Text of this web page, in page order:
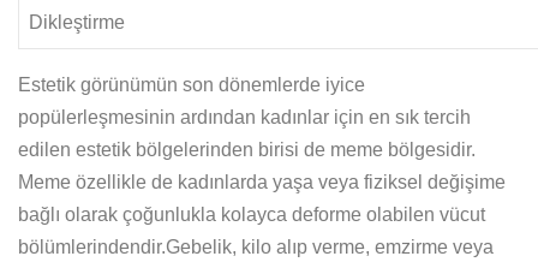
Dikleştirme
Estetik görünümün son dönemlerde iyice
popülerleşmesinin ardından kadınlar için en sık tercih
edilen estetik bölgelerinden birisi de meme bölgesidir.
Meme özellikle de kadınlarda yaşa veya fiziksel değişime
bağlı olarak çoğunlukla kolayca deforme olabilen vücut
bölümlerindendir.Gebelik, kilo alıp verme, emzirme veya